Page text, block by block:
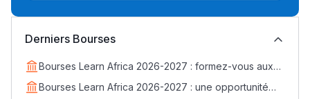
Derniers Bourses
Bourses Learn Africa 2026-2027 : formez-vous aux
métiers de la santé avec EDUMED
Bourses Learn Africa 2026-2027 : une opportunité